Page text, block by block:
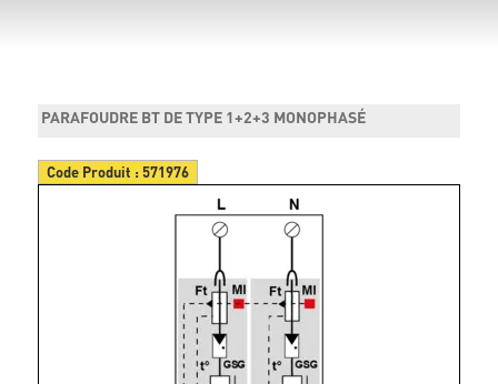
PARAFOUDRE BT DE TYPE 1+2+3 MONOPHASÉ
Code Produit :571976